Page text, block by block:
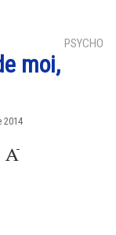
PSYCHO
moi,
2014